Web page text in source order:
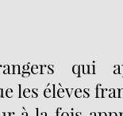
qui
les élèves